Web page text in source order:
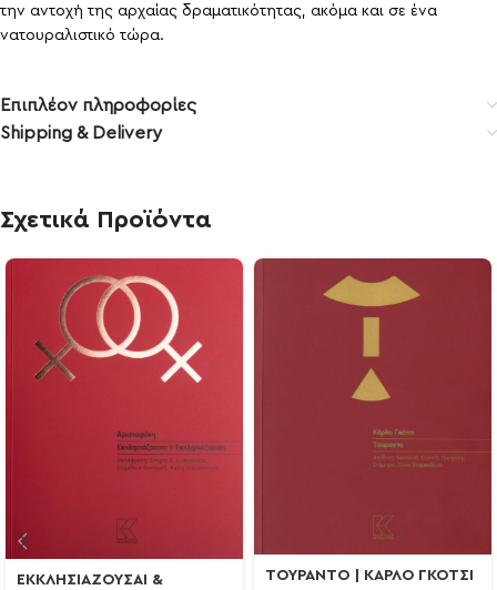
την αντοχή της αρχαίας δραματικότητας, ακόμα και σε ένα
νατουραλιστικό τώρα.
Επιπλέον πληροφορίες
Shipping & Delivery
Σχετικά Προϊόντα
ΕΚΚΛΗΣΙΑΖΟΥΣΑΙ &
ΤΟΥΡΑΝΤΟ | ΚΑΡΛΟ ΓΚΟΤΣΙ